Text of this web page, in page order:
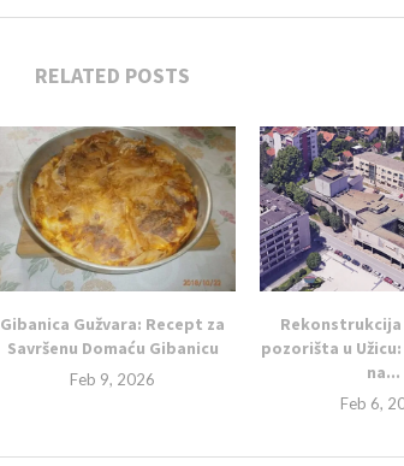
RELATED POSTS
Gibanica Gužvara: Recept za
Savršenu Domaću Gibanicu
Feb 9, 2026
pozorišta u
na...
Feb 6,